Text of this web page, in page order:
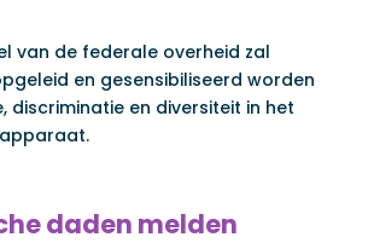
van de federale overheid zal
en gesensibiliseerd worden
discriminatie en diversiteit in het
daden melden